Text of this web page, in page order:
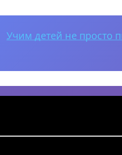
Учим детей не просто